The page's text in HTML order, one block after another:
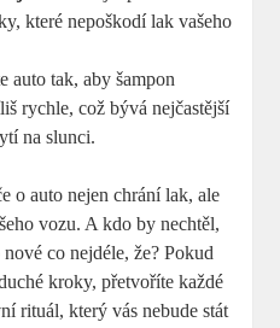
které nepoškodí lak vašeho
auto tak, aby šampon
rychle, což bývá nejčastější
na slunci.
o auto nejen chrání lak, ale
vozu. A kdo by nechtěl,
co nejdéle, že? Pokud
kroky, přetvoříte každé
rituál, který vás nebude stát